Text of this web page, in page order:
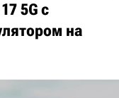
5G с
на